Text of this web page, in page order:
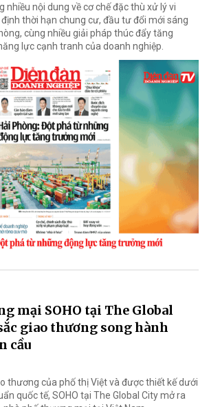
nhiều nội dung về cơ chế đặc thù xử lý vi
thời hạn chung cư, đầu tư đổi mới sáng
cùng nhiều giải pháp thúc đẩy tăng
lực cạnh tranh của doanh nghiệp.
mại SOHO tại The Global
giao thương song hành
cầu
thương của phố thị Việt và được thiết kế dưới
quốc tế, SOHO tại The Global City mở ra